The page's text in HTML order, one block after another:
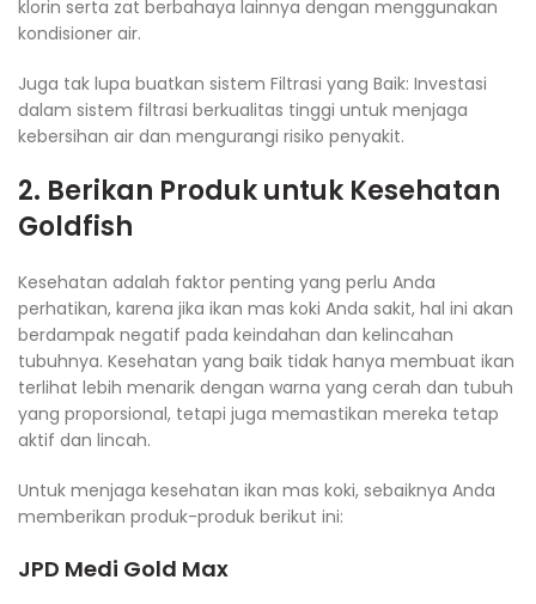
klorin serta zat berbahaya lainnya dengan menggunakan
kondisioner air.
Juga tak lupa buatkan sistem Filtrasi yang Baik: Investasi
dalam sistem filtrasi berkualitas tinggi untuk menjaga
kebersihan air dan mengurangi risiko penyakit.
2. Berikan Produk untuk Kesehatan
Goldfish
Kesehatan adalah faktor penting yang perlu Anda
perhatikan, karena jika ikan mas koki Anda sakit, hal ini akan
berdampak negatif pada keindahan dan kelincahan
tubuhnya. Kesehatan yang baik tidak hanya membuat ikan
terlihat lebih menarik dengan warna yang cerah dan tubuh
yang proporsional, tetapi juga memastikan mereka tetap
aktif dan lincah.
Untuk menjaga kesehatan ikan mas koki, sebaiknya Anda
memberikan produk-produk berikut ini:
JPD Medi Gold Max